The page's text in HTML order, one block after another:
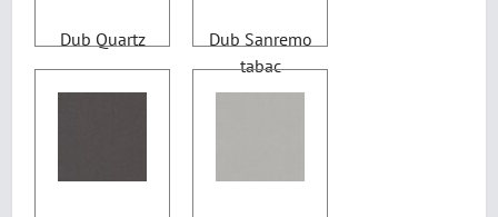
Dub Quartz
Dub Sanremo
tabac